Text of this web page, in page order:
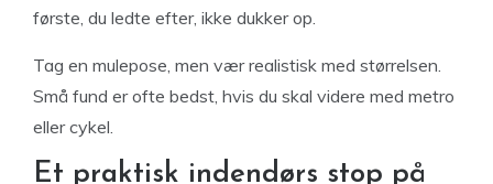
første, du ledte efter, ikke dukker op.
Tag en mulepose, men vær realistisk med størrelsen.
Små fund er ofte bedst, hvis du skal videre med metro
eller cykel.
Et praktisk indendørs stop på